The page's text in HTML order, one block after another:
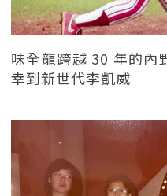
味全龍跨越 30 年的內
幸到新世代李凱威